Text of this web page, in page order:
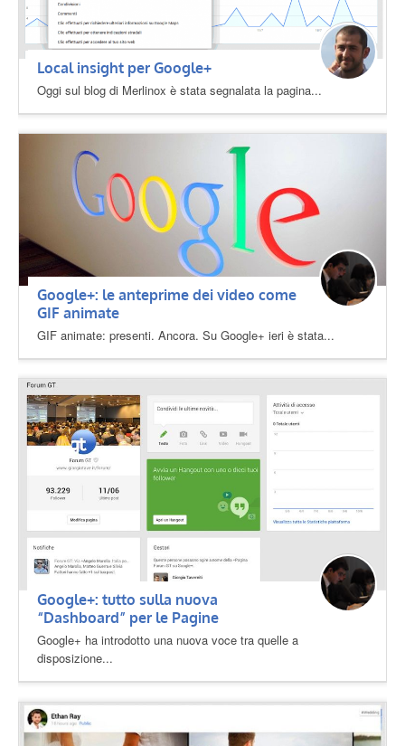
Local insight per Google+
Oggi sul blog di Merlinox è stata segnalata la pagina...
Google+: le anteprime dei video come
GIF animate
GIF animate: presenti. Ancora. Su Google+ ieri è stata...
Google+: tutto sulla nuova
“Dashboard” per le Pagine
Google+ ha introdotto una nuova voce tra quelle a
disposizione...